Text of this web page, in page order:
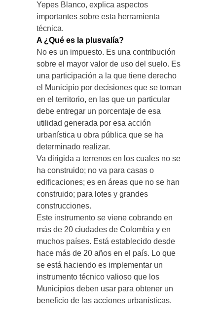
Yepes Blanco, explica aspectos
importantes sobre esta herramienta
técnica.
A ¿Qué es la plusvalía?
No es un impuesto. Es una contribución
sobre el mayor valor de uso del suelo. Es
una participación a la que tiene derecho
el Municipio por decisiones que se toman
en el territorio, en las que un particular
debe entregar un porcentaje de esa
utilidad generada por esa acción
urbanística u obra pública que se ha
determinado realizar.
Va dirigida a terrenos en los cuales no se
ha construido; no va para casas o
edificaciones; es en áreas que no se han
construido; para lotes y grandes
construcciones.
Este instrumento se viene cobrando en
más de 20 ciudades de Colombia y en
muchos países. Está establecido desde
hace más de 20 años en el país. Lo que
se está haciendo es implementar un
instrumento técnico valioso que los
Municipios deben usar para obtener un
beneficio de las acciones urbanísticas.